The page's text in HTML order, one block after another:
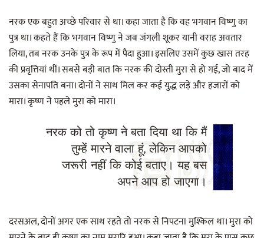
नरक एक बहुत अच्छे परिवार से था। कहा जाता है कि वह भगवान विष्णु का
पुत्र था। कहते हैं कि भगवान विष्णु ने जब जंगली शूकर यानी वराह अवतार
लिया, तब नरक उनके पुत्र के रूप में पैदा हुआ। इसलिए उसमें कुछ खास तरह
की प्रवृत्तियां थीं। सबसे बड़ी बात कि नरक की दोस्ती मुरा से हो गई, जो बाद में
उसका सेनापति बना। दोनों ने साथ मिल कर कई युद्ध लड़े और हजारों को
मारा। कृष्ण ने पहले मुरा को मारा।
नरक को तो कृष्ण ने बता दिया था कि मैं
तुम्हें मारने वाला हूं, लेकिन आपको
जरूरी नहीं कि कोई बताए। यह बस
अपने आप हो जाएगा।
दरसअल, दोनों अगर एक साथ रहते तो नरक से निपटना मुश्किल था। मुरा को